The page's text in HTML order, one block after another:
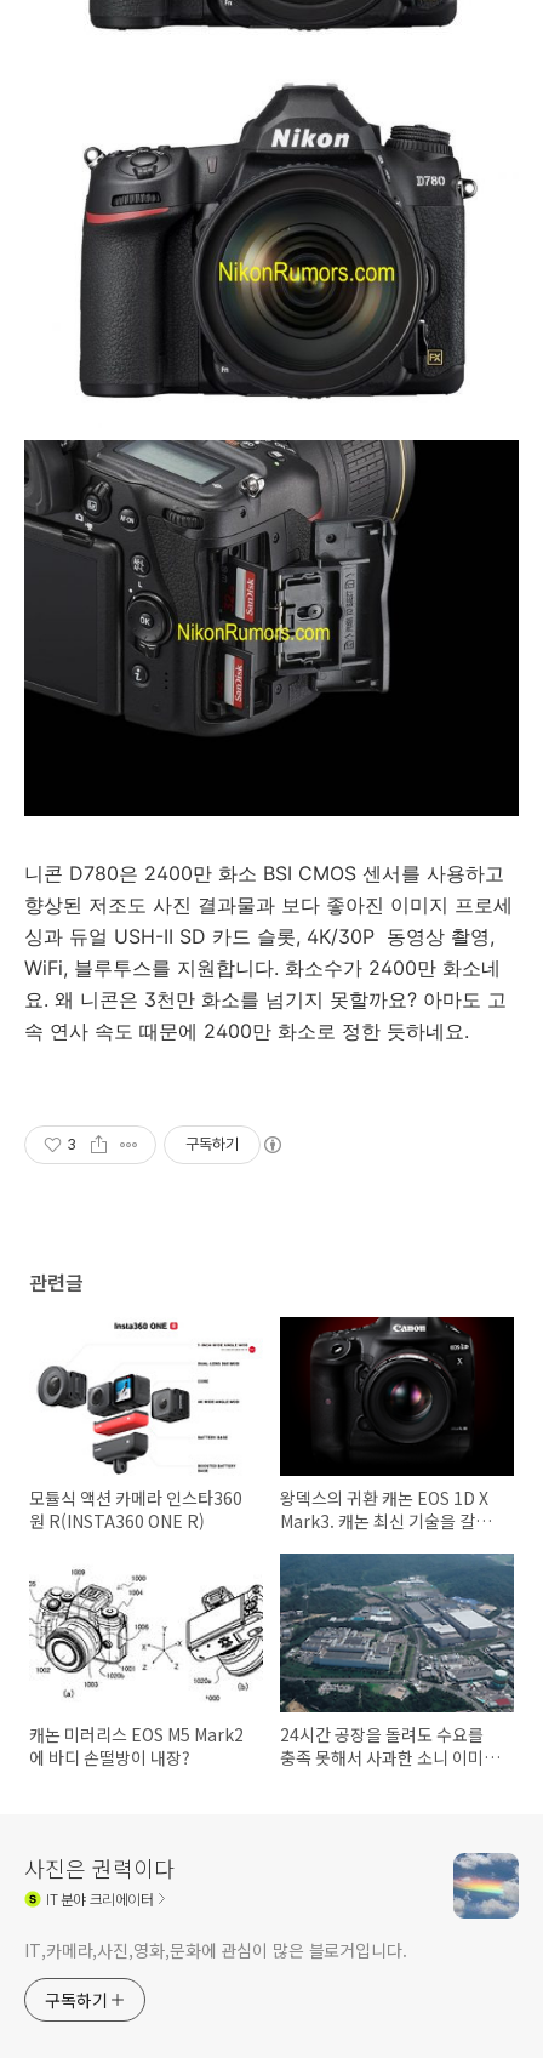
니콘 D780은 2400만 화소 BSI CMOS 센서를 사용하고
향상된 저조도 사진 결과물과 보다 좋아진 이미지 프로세
싱과 듀얼 USH-II SD 카드 슬롯, 4K/30P 동영상 촬영,
WiFi, 블루투스를 지원합니다. 화소수가 2400만 화소네
요. 왜 니콘은 3천만 화소를 넘기지 못할까요? 아마도 고
속 연사 속도 때문에 2400만 화소로 정한 듯하네요.
3 구독하기
관련글
모듈식 액션 카메라 인스타360
원 R(INSTA360 ONE R)
왕덱스의 귀환 캐논 EOS 1D X
Mark3. 캐논 최신 기술을 갈아
캐논 미러리스 EOS M5 Mark2
에 바디 손떨방이 내장?
24시간 공장을 돌려도 수요를
충족 못해서 사과한 소니 이미지
사진은 권력이다
IT분야 크리에이터
IT,카메라,사진,영화,문화에 관심이 많은 블로거입니다.
구독하기